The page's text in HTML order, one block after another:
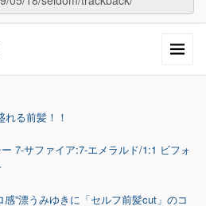
れる前髪！！
7-サファイア:7-エメラルド/1:1 ビフォ
感”漂うみゆきに「セルフ前髪cut」のコ